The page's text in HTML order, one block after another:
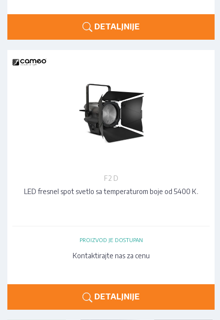
DETALJNIJE
F2 D
LED fresnel spot svetlo sa temperaturom boje od 5400 K.
PROIZVOD JE DOSTUPAN
Kontaktirajte nas za cenu
DETALJNIJE